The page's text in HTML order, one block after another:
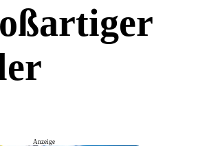
Anzeige